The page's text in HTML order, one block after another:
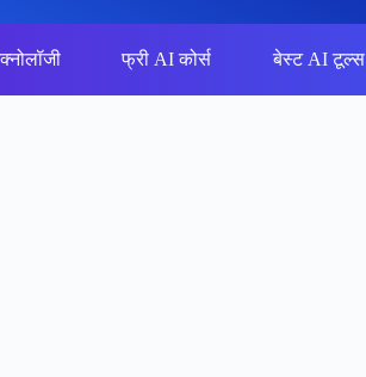
फ्री AI कोर्स बेस्ट AI टूल्स